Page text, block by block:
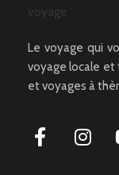
coeur en
Le voyage qui
voyage locale et
et voyages à